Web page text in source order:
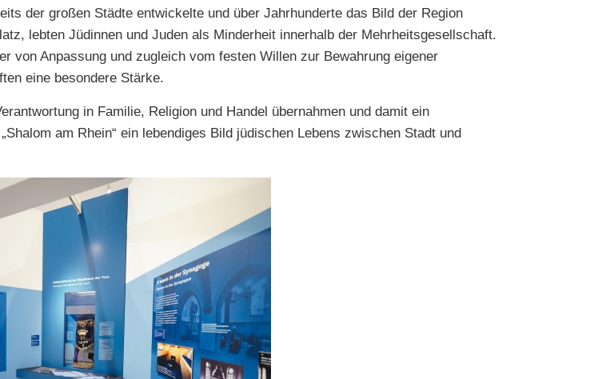
der großen Städte entwickelte und über Jahrhunderte das Bild der Region
lebten Jüdinnen und Juden als Minderheit innerhalb der Mehrheitsgesellschaft.
von Anpassung und zugleich vom festen Willen zur Bewahrung eigener
eine besondere Stärke.
in Familie, Religion und Handel übernahmen und damit ein
am Rhein“ ein lebendiges Bild jüdischen Lebens zwischen Stadt und